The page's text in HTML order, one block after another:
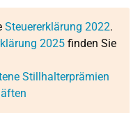
Steuererklärung 2022.
2025 finden Sie
Stillhalterprämien